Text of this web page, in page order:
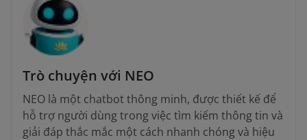
Trò chuyện với NEO
NEO là một chatbot thông minh, được thiết kế để
hỗ trợ người dùng trong việc tìm kiếm thông tin và
giải đáp thắc mắc một cách nhanh chóng và hiệu